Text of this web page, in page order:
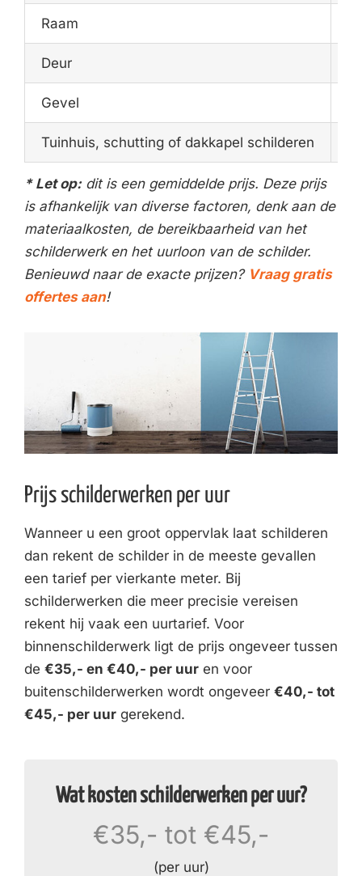
Raam
Deur
Gevel
Tuinhuis, schutting of dakkapel schilderen
* Let op:dit is een gemiddelde prijs. Deze prijs
is afhankelijk van diverse factoren, denk aan de
materiaalkosten, de bereikbaarheid van het
schilderwerk en het uurloon van de schilder.
Benieuwd naar de exacte prijzen? Vraag gratis
offertes aan!
Prijs schilderwerken per uur
Wanneer u een groot oppervlak laat schilderen
dan rekent de schilder in de meeste gevallen
een tarief per vierkante meter. Bij
schilderwerken die meer precisie vereisen
rekent hij vaak een uurtarief. Voor
binnenschilderwerk ligt de prijs ongeveer tussen
de €35,- en €40,- per uur en voor
buitenschilderwerken wordt ongeveer €40,- tot
€45,- per uur gerekend.
Wat kosten schilderwerken per uur?
€35,- tot €45,-
(per uur)